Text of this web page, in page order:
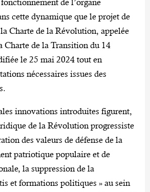
cette dynamique que le projet de
Charte de la Révolution, appelée
Charte de la Transition du 14
le 25 mai 2024 tout en
nécessaires issues des
innovations introduites figurent,
de la Révolution progressiste
des valeurs de défense de la
patriotique populaire et de
la suppression de la
et formations politiques » au sein